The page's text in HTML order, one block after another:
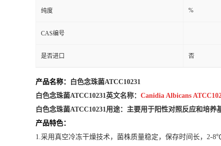
纯度 %
CAS编号
是否进口 否
产品名称：
白色念珠菌ATCC10231
白色念珠菌ATCC10231英文名称： Canidia Albicans
白色念珠菌ATCC10231 用途： 主要用于阳性对照反应和培养
产品特色：
1.采用真空冷冻干燥技术，菌株质量稳定，保存时间长，2-